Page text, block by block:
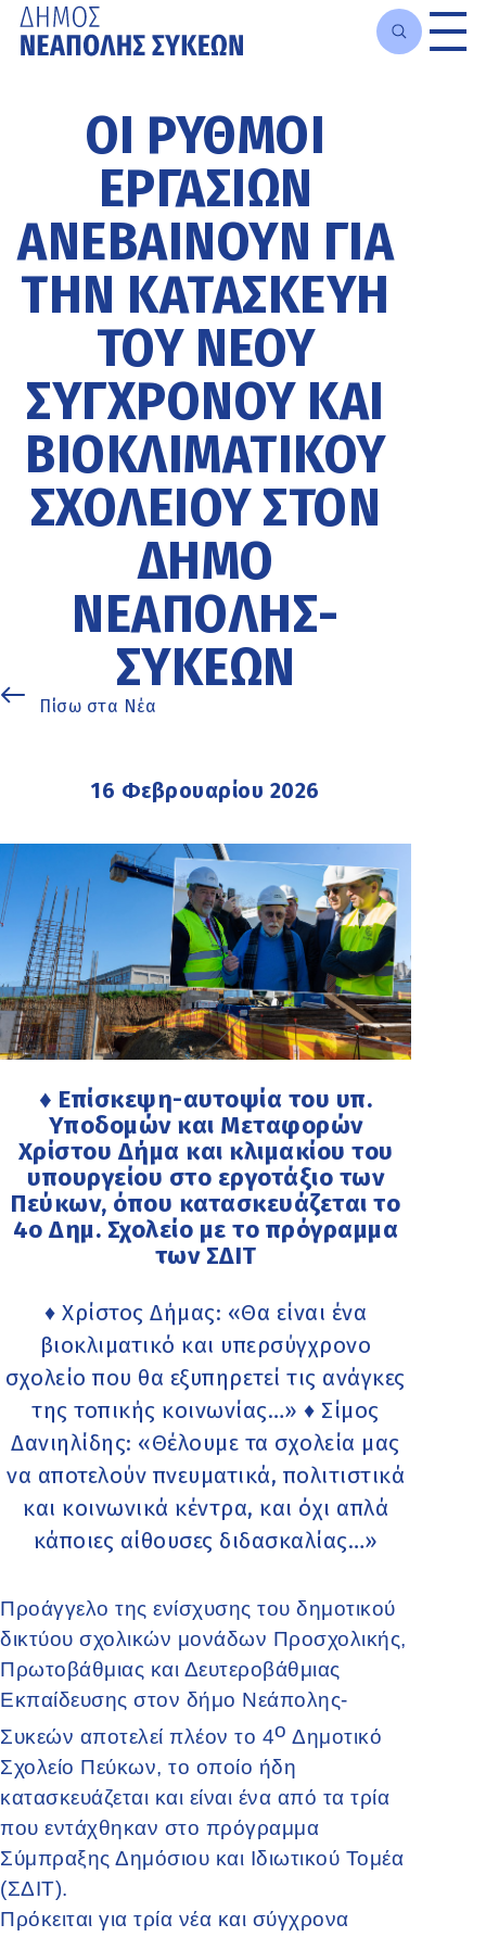
περιεχόμενοΟΙ ΡΥΘΜΟΊ
ΕΡΓΑΣΙΏΝ
ΑΝΕΒΑΊΝΟΥΝ ΓΙΑ
ΤΗΝ ΚΑΤΑΣΚΕΥΉ
ΤΟΥ ΝΈΟΥ
ΣΎΓΧΡΟΝΟΥ ΚΑΙ
ΒΙΟΚΛΙΜΑΤΙΚΟΎ
ΣΧΟΛΕΊΟΥ ΣΤΟΝ
ΔΉΜΟ
ΝΕΆΠΟΛΗΣ-
ΣΥΚΕΏΝ
Πίσω στα Νέα
16 Φεβρουαρίου 2026
♦ Επίσκεψη-αυτοψία του υπ.
Υποδομών και Μεταφορών
Χρίστου Δήμα και κλιμακίου του
υπουργείου στο εργοτάξιο των
Πεύκων, όπου κατασκευάζεται το
4ο Δημ. Σχολείο με το πρόγραμμα
των ΣΔΙΤ
♦ Χρίστος Δήμας: «Θα είναι ένα
βιοκλιματικό και υπερσύγχρονο
σχολείο που θα εξυπηρετεί τις ανάγκες
της τοπικής κοινωνίας…» ♦ Σίμος
Δανιηλίδης: «Θέλουμε τα σχολεία μας
να αποτελούν πνευματικά, πολιτιστικά
και κοινωνικά κέντρα, και όχι απλά
κάποιες αίθουσες διδασκαλίας…»
Προάγγελο της ενίσχυσης του δημοτικού
δικτύου σχολικών μονάδων Προσχολικής,
Πρωτοβάθμιας και Δευτεροβάθμιας
Εκπαίδευσης στον δήμο Νεάπολης-
Συκεών αποτελεί πλέον το 4ο Δημοτικό
Σχολείο Πεύκων, το οποίο ήδη
κατασκευάζεται και είναι ένα από τα τρία
που εντάχθηκαν στο πρόγραμμα
Σύμπραξης Δημόσιου και Ιδιωτικού Τομέα
(ΣΔΙΤ).
Πρόκειται για τρία νέα και σύγχρονα